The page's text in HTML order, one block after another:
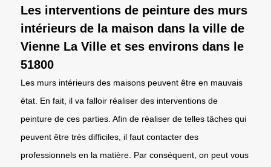
Les interventions de peinture des murs
intérieurs de la maison dans la ville de
Vienne La Ville et ses environs dans le
51800
Les murs intérieurs des maisons peuvent être en mauvais
état. En fait, il va falloir réaliser des interventions de
peinture de ces parties. Afin de réaliser de telles tâches qui
peuvent être très difficiles, il faut contacter des
professionnels en la matière. Par conséquent, on peut vous